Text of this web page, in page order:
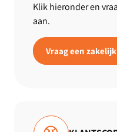
Klik hieronder en
aan.
Vraag een